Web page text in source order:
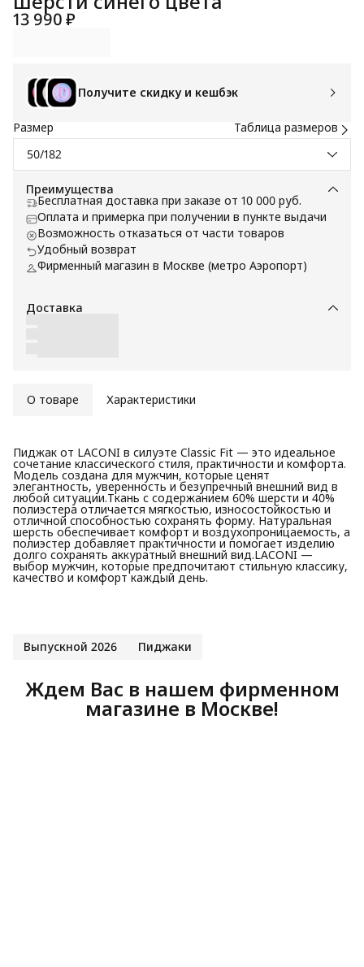
13 990 ₽
Получите скидку и кешбэк
Размер
Таблица размеров
50/182
Преимущества
Бесплатная доставка при заказе от 10 000 руб.
Оплата и примерка при получении в пункте выдачи
Возможность отказаться от части товаров
Удобный возврат
Фирменный магазин в Москве (метро Аэропорт)
Доставка
О товаре Характеристики
Пиджак от LACONI в силуэте Classic Fit — это идеальное
сочетание классического стиля, практичности и комфорта.
Модель создана для мужчин, которые ценят
элегантность, уверенность и безупречный внешний вид в
любой ситуации.Ткань с содержанием 60% шерсти и 40%
полиэстера отличается мягкостью, износостойкостью и
отличной способностью сохранять форму. Натуральная
шерсть обеспечивает комфорт и воздухопроницаемость, а
полиэстер добавляет практичности и помогает изделию
долго сохранять аккуратный внешний вид.LACONI —
выбор мужчин, которые предпочитают стильную классику,
качество и комфорт каждый день.
Выпускной 2026 Пиджаки
Ждем Вас в нашем фирменном
магазине в Москве!